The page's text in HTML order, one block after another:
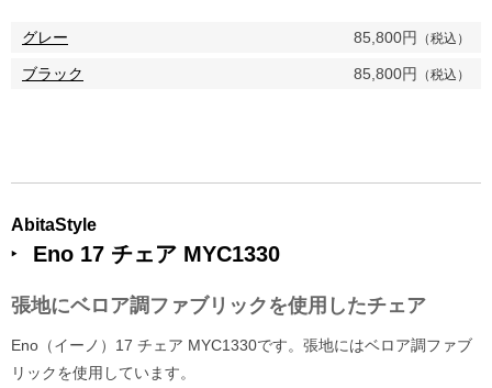
グレー 85,800円 （税込）
ブラック 85,800円 （税込）
AbitaStyle
Eno 17 チェア MYC1330
張地にベロア調ファブリックを使用したチェア
Eno（イーノ）17 チェア MYC1330です。張地にはベロア調ファブ
リックを使用しています。